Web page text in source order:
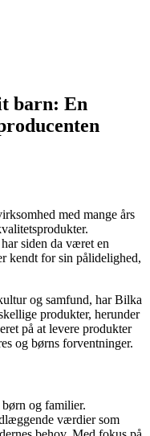
barn: En
med mange års
siden da været en
kendt for sin pålidelighed,
og samfund, har Bilka
produkter, herunder
på at levere produkter
og børns forventninger.
og familier.
værdier som